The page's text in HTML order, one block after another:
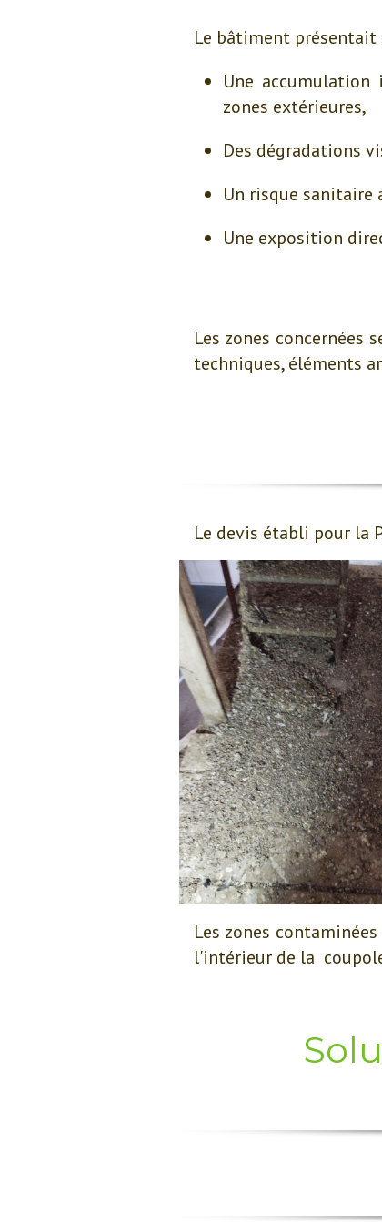
Le bâtiment présentait
Une
zones extérieures,
Des dégradations
Un risque sanitaire
Une exposition
Les zones concernées
techniques, éléments
Le devis établi pour la
Les zones
l'intérieur de la